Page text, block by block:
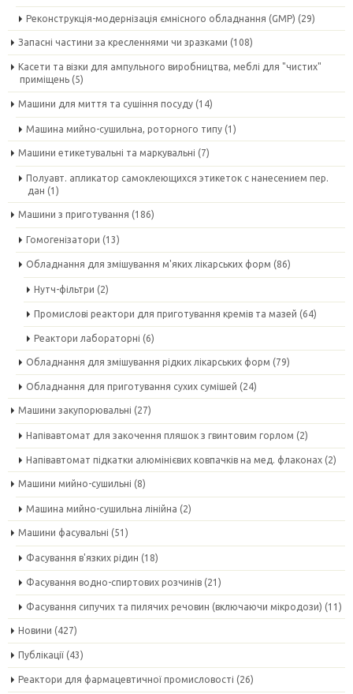
Реконструкція-модернізація ємнісного обладнання (GMP) (29)
Запасні частини за кресленнями чи зразками (108)
Касети та візки для ампульного виробництва, меблі для "чистих"
приміщень (5)
Машини для миття та сушіння посуду (14)
Машина мийно-сушильна, роторного типу (1)
Машини етикетувальні та маркувальні (7)
Полуавт. апликатор самоклеющихся этикеток с нанесением пер.
дан (1)
Машини з приготування (186)
Гомогенізатори (13)
Обладнання для змішування м'яких лікарських форм (86)
Нутч-фільтри (2)
Промислові реактори для приготування кремів та мазей (64)
Реактори лабораторні (6)
Обладнання для змішування рідких лікарських форм (79)
Обладнання для приготування сухих сумішей (24)
Машини закупорювальні (27)
Напівавтомат для закочення пляшок з гвинтовим горлом (2)
Напівавтомат підкатки алюмінієвих ковпачків на мед. флаконах (2)
Машини мийно-сушильні (8)
Машина мийно-сушильна лінійна (2)
Машини фасувальні (51)
Фасування в'язких рідин (18)
Фасування водно-спиртових розчинів (21)
Фасування сипучих та пилячих речовин (включаючи мікродози) (11)
Новини (427)
Публікації (43)
Реактори для фармацевтичної промисловості (26)